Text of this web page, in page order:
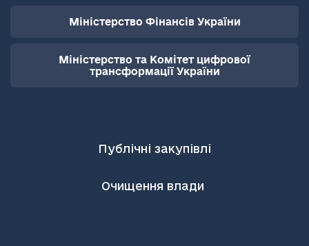
Міністерство Фінансів України
Міністерство та Комітет цифрової
трансформації України
Публічні закупівлі
Очищення влади